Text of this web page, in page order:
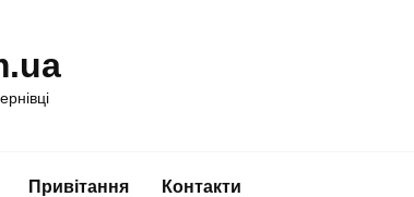
Привітання Контакти